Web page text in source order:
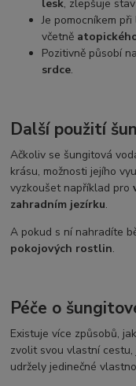
lesk, zlepšuje
Je pomocníkem
včetně
Pozitivně působí
srdce.
Další použití
Ačkoliv se šungitová
krásu, možnosti jejího
vyzkoušet například pro
zahradním jezírku.
A pokud s ní nahradíte
pokojových rostlin.
Péče o
Existuje více způsobů,
zvolit svou vlastní
udržely jedinečné